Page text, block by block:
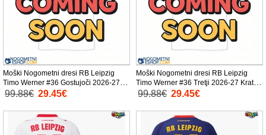
Moški Nogometni dresi RB Leipzig
Timo Werner #36 Gostujoči 2026-27
Kratek Rokav
99.88€ 29.45€
Moški Nogometni dresi RB Leipzig
Timo Werner #36 Tretji 2026-27 Kratek
Rokav
99.88€ 29.45€